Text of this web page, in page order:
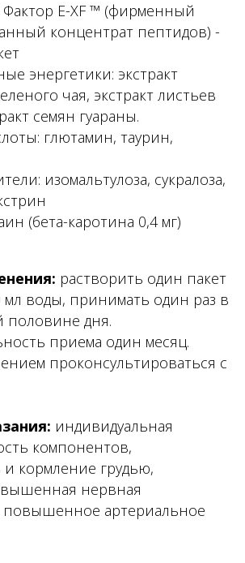
Е-ХF ™ (фирменный
концентрат пептидов) -
энергетики: экстракт
чая, экстракт листьев
семян гуараны.
глютамин, таурин,
изомальтулоза, сукралоза,
(бета-каротина 0,4 мг)
растворить один пакет
воды, принимать один раз в
половине дня.
приема один месяц.
проконсультироваться с
индивидуальная
компонентов,
кормление грудью,
нервная
повышенное артериальное